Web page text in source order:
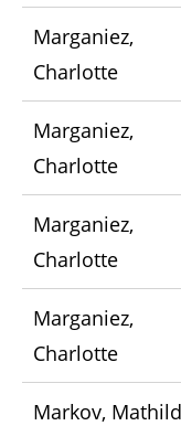
Marganiez,
Charlotte
Marganiez,
Charlotte
Marganiez,
Charlotte
Marganiez,
Charlotte
Markov,